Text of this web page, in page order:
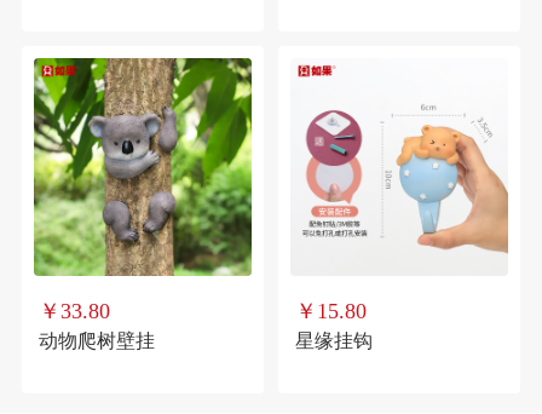
￥33.80
动物爬树壁挂
￥15.80
星缘挂钩